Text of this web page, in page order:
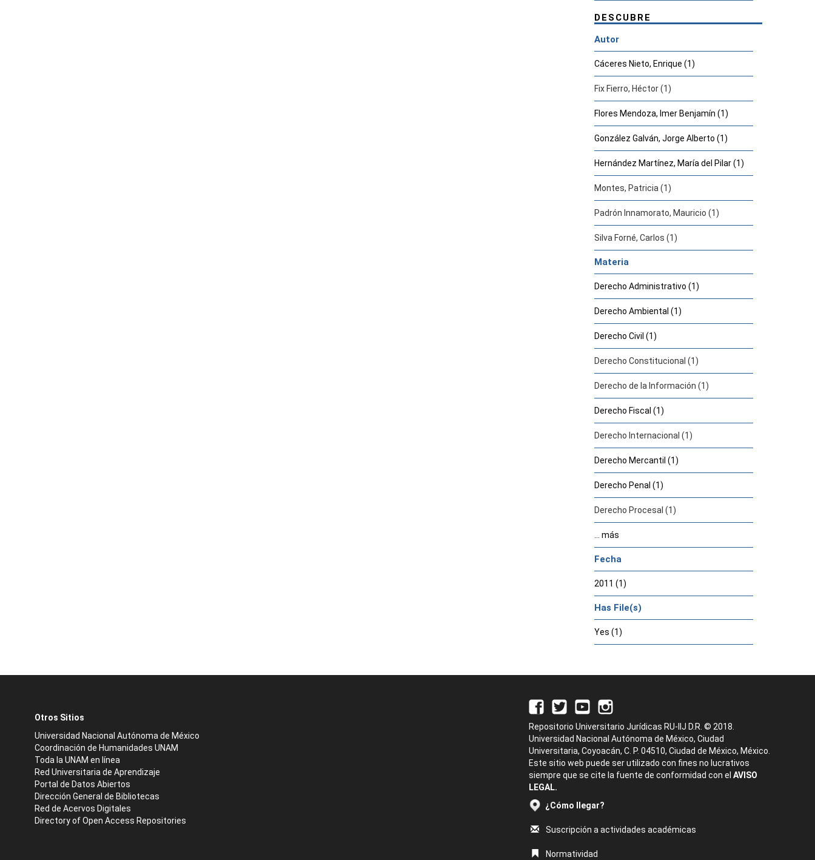
DESCUBRE
Autor
Cáceres Nieto, Enrique (1)
Fix Fierro, Héctor (1)
Flores Mendoza, Imer Benjamín (1)
González Galván, Jorge Alberto (1)
Hernández Martínez, María del Pilar (1)
Montes, Patricia (1)
Padrón Innamorato, Mauricio (1)
Silva Forné, Carlos (1)
Materia
Derecho Administrativo (1)
Derecho Ambiental (1)
Derecho Civil (1)
Derecho Constitucional (1)
Derecho de la Información (1)
Derecho Fiscal (1)
Derecho Internacional (1)
Derecho Mercantil (1)
Derecho Penal (1)
Derecho Procesal (1)
... más
Fecha
2011 (1)
Has File(s)
Yes (1)
Otros Sitios
Universidad Nacional Autónoma de México
Coordinación de Humanidades UNAM
Toda la UNAM en línea
Red Universitaria de Aprendizaje
Portal de Datos Abiertos
Dirección General de Bibliotecas
Red de Acervos Digitales
Directory of Open Access Repositories
Repositorio Universitario Jurídicas RU-IIJ D.R. © 2018.
Universidad Nacional Autónoma de México, Ciudad
Universitaria, Coyoacán, C. P. 04510, Ciudad de México, México.
Este sitio web puede ser utilizado con fines no lucrativos
siempre que se cite la fuente de conformidad con el AVISO
LEGAL.
¿Cómo llegar?
Suscripción a actividades académicas
Normatividad